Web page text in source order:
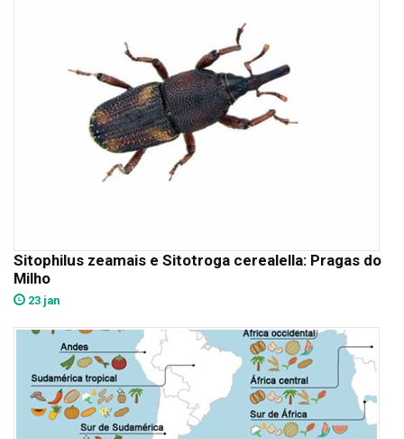
Sitophilus zeamais e Sitotroga cerealella: Pragas do
Milho
23 jan